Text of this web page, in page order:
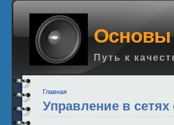
Основы
Путь к
Главная
Управление в